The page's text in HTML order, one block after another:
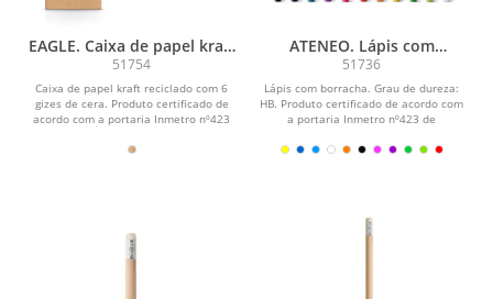
EAGLE. Caixa de papel kraft
reciclado com 6 gizes de
cera
51754
Caixa de papel kraft reciclado com 6
gizes de cera. Produto certificado de
acordo com a portaria Inmetro nº423
ATENEO. Lápis com
borracha
51736
Lápis com borracha. Grau de dureza:
HB. Produto certificado de acordo com
a portaria Inmetro nº423 de